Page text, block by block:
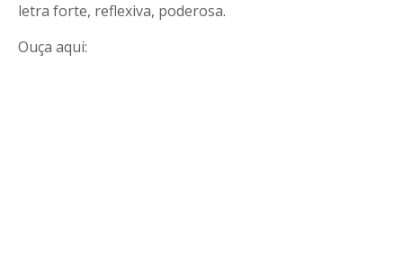
letra forte, reflexiva, poderosa.
Ouça aqui: